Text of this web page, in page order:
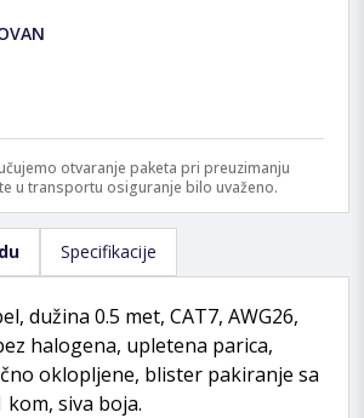
otvaranje paketa pri preuzimanju
u transportu osiguranje bilo uvaženo.
Specifikacije
dužina 0.5 met, CAT7, AWG26,
halogena, upletena parica,
oklopljene, blister pakiranje sa
kom, siva boja.